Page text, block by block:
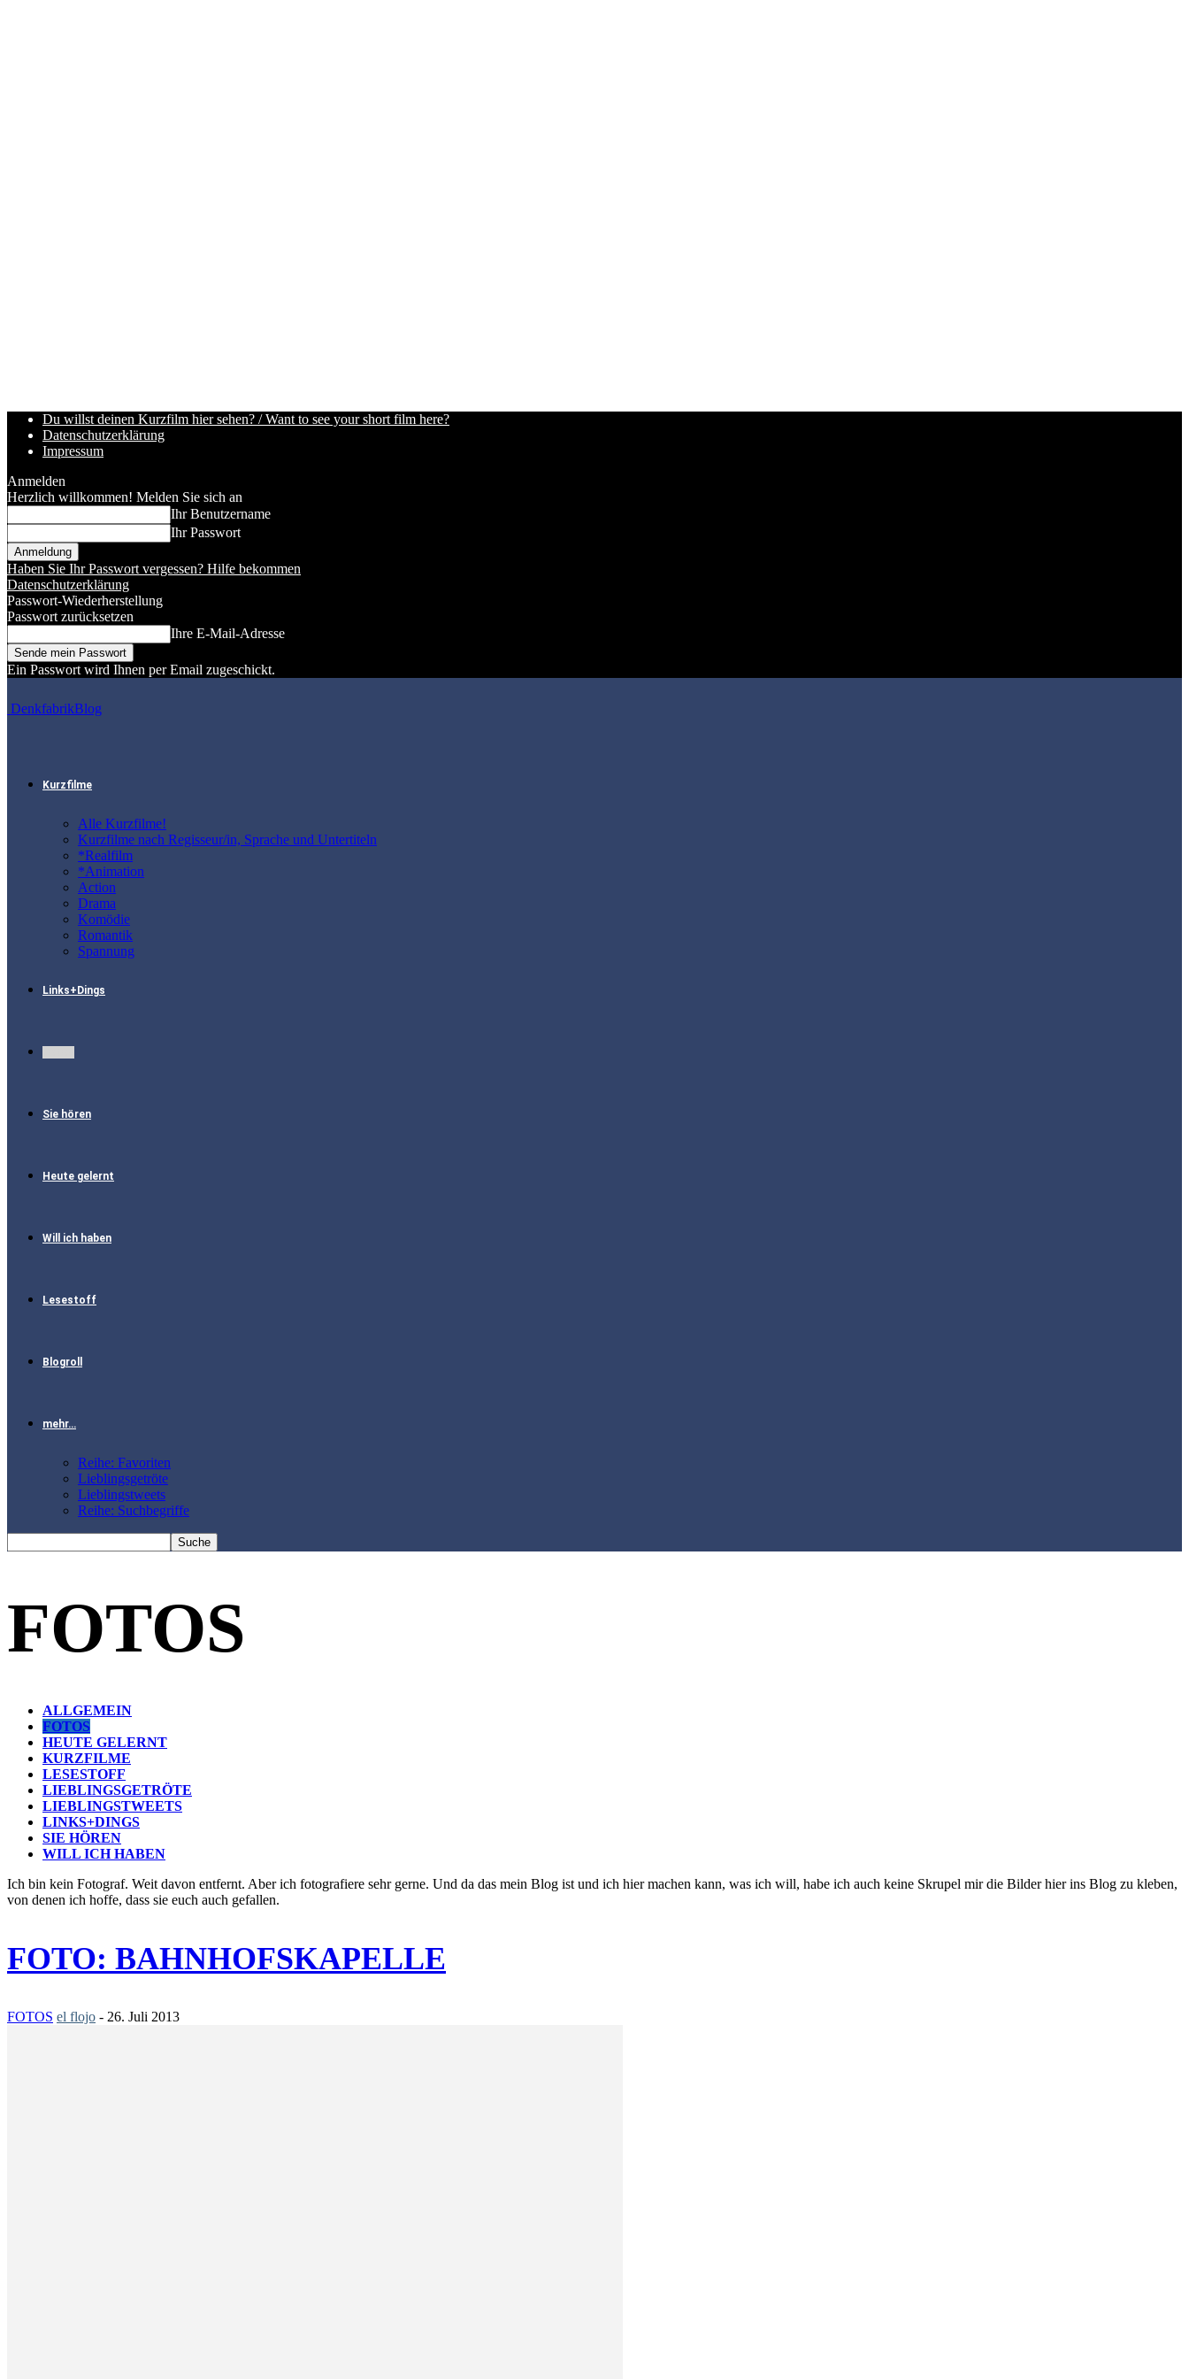
Du willst deinen Kurzfilm hier sehen? / Want to see your short film here?
Datenschutzerklärung
Impressum
Anmelden
Herzlich willkommen! Melden Sie sich an
Ihr Benutzername
Ihr Passwort
Haben Sie Ihr Passwort vergessen? Hilfe bekommen
Datenschutzerklärung
Passwort-Wiederherstellung
Passwort zurücksetzen
Ihre E-Mail-Adresse
Ein Passwort wird Ihnen per Email zugeschickt.
DenkfabrikBlog
Kurzfilme
Alle Kurzfilme!
Kurzfilme nach Regisseur/in, Sprache und Untertiteln
*Realfilm
*Animation
Action
Drama
Komödie
Romantik
Spannung
Links+Dings
Sie hören
Heute gelernt
Will ich haben
Lesestoff
Blogroll
mehr…
Reihe: Favoriten
Lieblingsgetröte
Lieblingstweets
Reihe: Suchbegriffe
FOTOS
ALLGEMEIN
FOTOS
HEUTE GELERNT
KURZFILME
LESESTOFF
LIEBLINGSGETRÖTE
LIEBLINGSTWEETS
LINKS+DINGS
SIE HÖREN
WILL ICH HABEN
Ich bin kein Fotograf. Weit davon entfernt. Aber ich fotografiere sehr gerne. Und da das mein Blog ist und ich hier machen kann, was ich will, habe ich auch keine Skrupel mir die Bilder hier ins Blog zu kleben,
von denen ich hoffe, dass sie euch auch gefallen.
FOTO: BAHNHOFSKAPELLE
FOTOS el flojo - 26. Juli 2013